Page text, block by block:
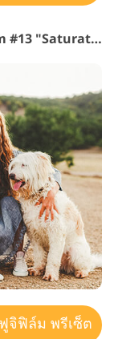
Fujifilm ตั้งค่าล่วงหน้าสำหรับ Lightroom #13 "Saturation"
ฟูจิฟิล์ม พรีเซ็ต